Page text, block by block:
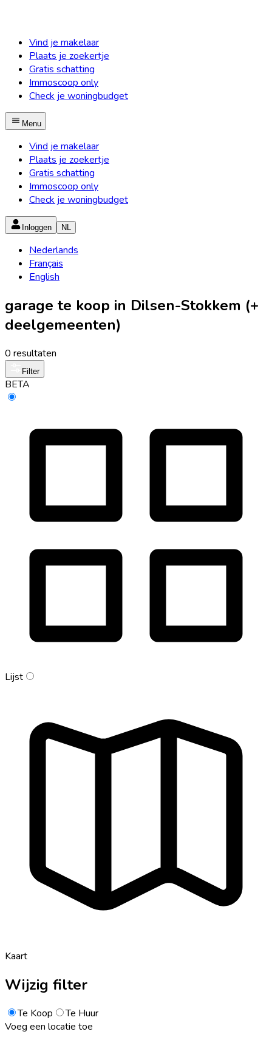
Vind je makelaar
Plaats je zoekertje
Gratis schatting
Immoscoop only
Check je woningbudget
Menu
Vind je makelaar
Plaats je zoekertje
Gratis schatting
Immoscoop only
Check je woningbudget
Inloggen NL
Nederlands
Français
English
garage te koop in Dilsen-Stokkem (+
deelgemeenten)
0 resultaten
Filter
BETA
Lijst
Kaart
Wijzig filter
Te Koop
Te Huur
Voeg een locatie toe